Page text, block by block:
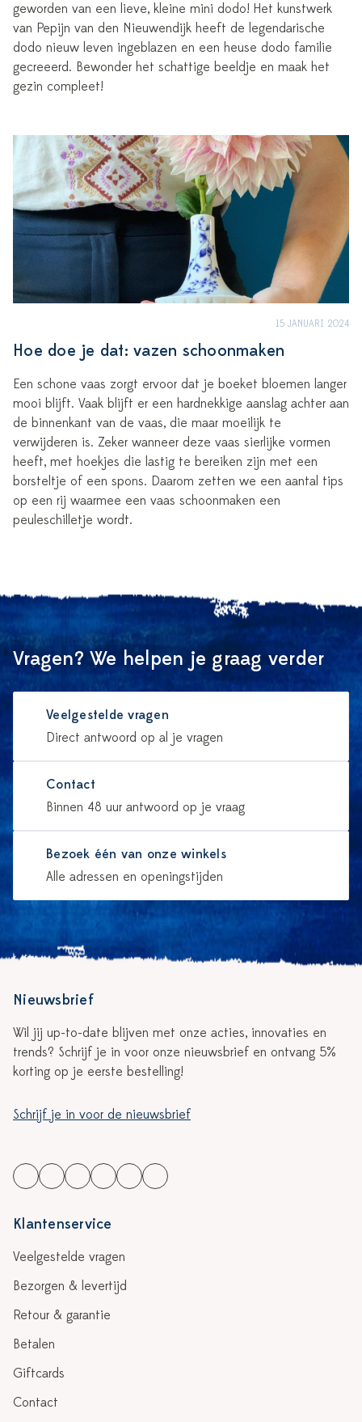
geworden van een lieve, kleine mini dodo! Het kunstwerk
van Pepijn van den Nieuwendijk heeft de legendarische
dodo nieuw leven ingeblazen en een heuse dodo familie
gecreeerd. Bewonder het schattige beeldje en maak het
gezin compleet!
15 JANUARI 2024
Hoe doe je dat: vazen schoonmaken
Een schone vaas zorgt ervoor dat je boeket bloemen langer
mooi blijft. Vaak blijft er een hardnekkige aanslag achter aan
de binnenkant van de vaas, die maar moeilijk te
verwijderen is. Zeker wanneer deze vaas sierlijke vormen
heeft, met hoekjes die lastig te bereiken zijn met een
borsteltje of een spons. Daarom zetten we een aantal tips
op een rij waarmee een vaas schoonmaken een
peuleschilletje wordt.
Vragen? We helpen je graag verder
Veelgestelde vragen
Direct antwoord op al je vragen
Contact
Binnen 48 uur antwoord op je vraag
Bezoek één van onze winkels
Alle adressen en openingstijden
Nieuwsbrief
Wil jij up-to-date blijven met onze acties, innovaties en
trends? Schrijf je in voor onze nieuwsbrief en ontvang 5%
korting op je eerste bestelling!
Schrijf je in voor de nieuwsbrief
Klantenservice
Veelgestelde vragen
Bezorgen & levertijd
Retour & garantie
Betalen
Giftcards
Contact